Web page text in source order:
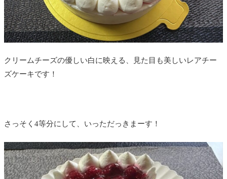
クリームチーズの優しい白に映える、見た目も美しいレアチー
ズケーキです！
さっそく4等分にして、いっただっきまーす！